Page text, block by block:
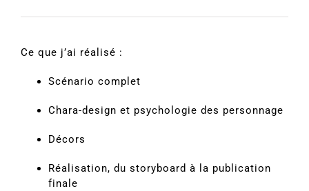
Ce que j’ai réalisé :
Scénario complet
Chara-design et psychologie des personnage
Décors
Réalisation, du storyboard à la publication
finale